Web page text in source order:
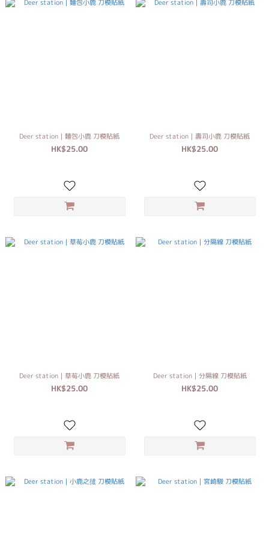
Deer station｜麵包小鹿 刀模貼紙
HK$25.00
Deer station｜壽司小鹿 刀模貼紙
HK$25.00
Deer station｜草莓小鹿 刀模貼紙
HK$25.00
Deer station｜分隔線 刀模貼紙
HK$25.00